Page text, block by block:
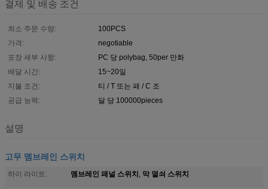
결제 및 배송 조건
최소 주문 수량:
100PCS
가격:
negotiable
포장 세부 사항:
PC 당 polybag, 50per 만화
배달 시간:
15~20일
지불 조건:
티 / T 또는 패 / C 조
공급 능력:
달 당 100000pieces
설명
고무 멤브레인 스위치
하이 라이트: 멤브레인 패널 스위치, 막 열쇠 스위치